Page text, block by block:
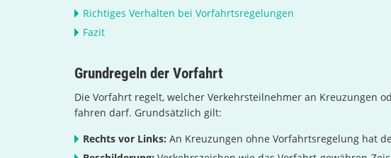
Richtiges Verhalten bei Vorfahrtsregelungen
Fazit
Grundregeln der Vorfahrt
Die Vorfahrt regelt, welcher Verkehrsteilnehmer an Kreuzungen
fahren darf. Grundsätzlich gilt:
Rechts vor Links: An Kreuzungen ohne Vorfahrtsregelung hat